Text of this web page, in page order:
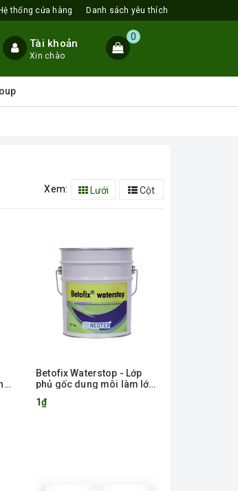
Hệ thống cửa hàng Danh sách yêu thích
Tài khoản
Xin chào
0
Xem: Lưới Cột
Betofix Waterstop - Lớp
phủ gốc dung môi làm lớp
1₫